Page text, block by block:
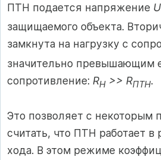
ПТН подается напряжение U
защищаемого объекта.
замкнута на нагрузку с
значительно превышающим
сопротивление: RH >> RПTH.
Это позволяет с некоторым
считать, что ПТН работает в
хода. В этом режиме